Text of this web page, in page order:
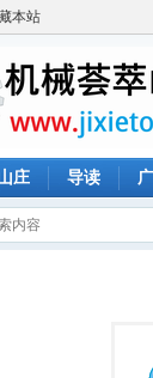
本站
庄 导读